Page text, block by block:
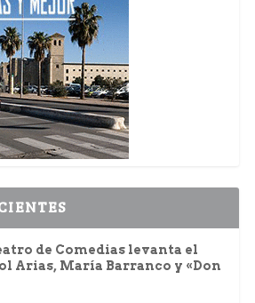
de Comedias levanta el
Arias, María Barranco y «Don